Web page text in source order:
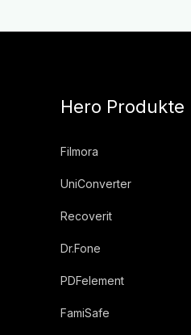
Hero Produkte
Filmora
UniConverter
Recoverit
Dr.Fone
PDFelement
FamiSafe